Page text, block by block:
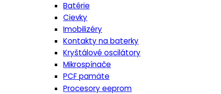
Batérie
Cievky
Imobilizéry
Kontakty na baterky
Kryštálové oscilátory
Mikrospínače
PCF pamäte
Procesory eeprom